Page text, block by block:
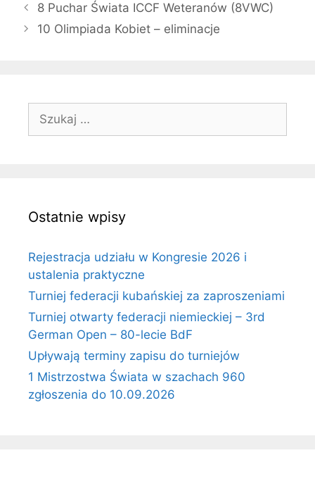
8 Puchar Świata ICCF Weteranów (8VWC)
10 Olimpiada Kobiet – eliminacje
Szukaj:
Ostatnie wpisy
Rejestracja udziału w Kongresie 2026 i
ustalenia praktyczne
Turniej federacji kubańskiej za zaproszeniami
Turniej otwarty federacji niemieckiej – 3rd
German Open – 80-lecie BdF
Upływają terminy zapisu do turniejów
1 Mistrzostwa Świata w szachach 960
zgłoszenia do 10.09.2026